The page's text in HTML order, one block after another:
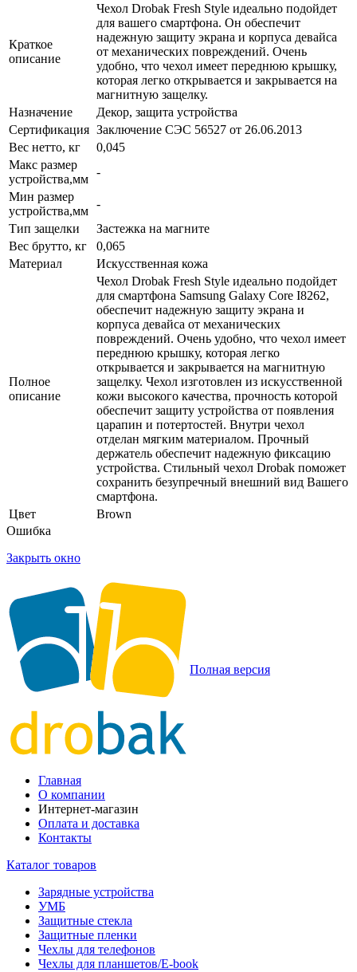
Краткое
описание
Чехол Drobak Fresh Style идеально подойдет
для вашего смартфона. Он обеспечит
надежную защиту экрана и корпуса девайса
от механических повреждений. Очень
удобно, что чехол имеет переднюю крышку,
которая легко открывается и закрывается на
магнитную защелку.
Назначение
Декор, защита устройства
Сертификация Заключение СЭС 56527 от 26.06.2013
Вес нетто, кг
0,045
Макс размер
устройства,мм
-
Мин размер
устройства,мм
-
Тип защелки
Застежка на магните
Вес брутто, кг
0,065
Материал
Искусственная кожа
Полное
описание
Чехол Drobak Fresh Style идеально подойдет
для смартфона Samsung Galaxy Core I8262,
обеспечит надежную защиту экрана и
корпуса девайса от механических
повреждений. Очень удобно, что чехол имеет
переднюю крышку, которая легко
открывается и закрывается на магнитную
защелку. Чехол изготовлен из искусственной
кожи высокого качества, прочность которой
обеспечит защиту устройства от появления
царапин и потертостей. Внутри чехол
отделан мягким материалом. Прочный
держатель обеспечит надежную фиксацию
устройства. Стильный чехол Drobak поможет
сохранить безупречный внешний вид Вашего
смартфона.
Цвет
Brown
Ошибка
Закрыть окно
Полная версия
Главная
О компании
Интернет-магазин
Оплата и доставка
Контакты
Каталог товаров
Зарядные устройства
УМБ
Защитные стекла
Защитные пленки
Чехлы для телефонов
Чехлы для планшетов/E-book